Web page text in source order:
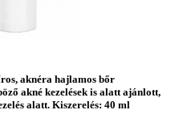
aknéra hajlamos bőr
akné kezelések is alatt ajánlott,
alatt. Kiszerelés: 40 ml